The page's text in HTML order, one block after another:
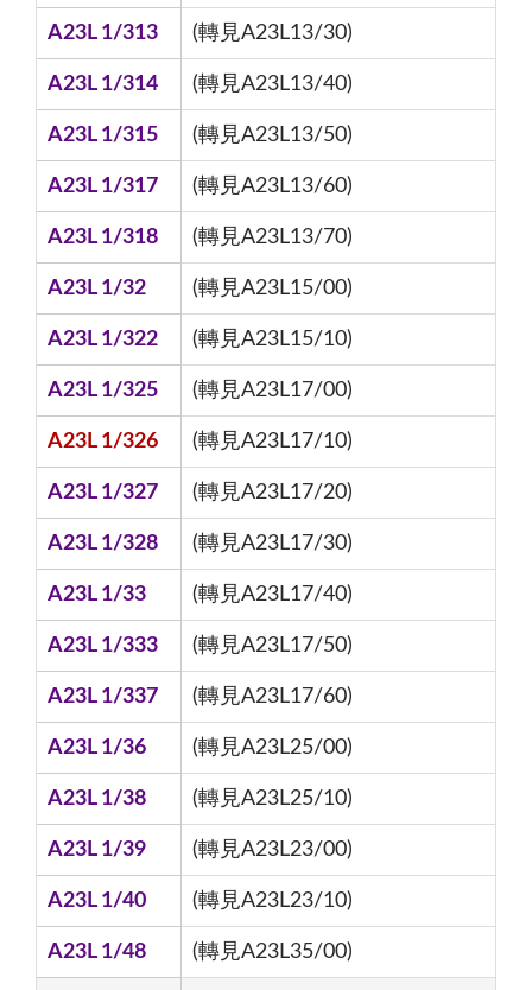
A23L 1/313 (轉見A23L13/30)
A23L 1/314 (轉見A23L13/40)
A23L 1/315 (轉見A23L13/50)
A23L 1/317 (轉見A23L13/60)
A23L 1/318 (轉見A23L13/70)
A23L 1/32 (轉見A23L15/00)
A23L 1/322 (轉見A23L15/10)
A23L 1/325 (轉見A23L17/00)
A23L 1/326 (轉見A23L17/10)
A23L 1/327 (轉見A23L17/20)
A23L 1/328 (轉見A23L17/30)
A23L 1/33 (轉見A23L17/40)
A23L 1/333 (轉見A23L17/50)
A23L 1/337 (轉見A23L17/60)
A23L 1/36 (轉見A23L25/00)
A23L 1/38 (轉見A23L25/10)
A23L 1/39 (轉見A23L23/00)
A23L 1/40 (轉見A23L23/10)
A23L 1/48 (轉見A23L35/00)